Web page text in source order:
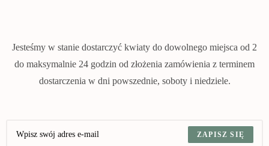
Jesteśmy w stanie dostarczyć kwiaty do dowolnego miejsca od 2
do maksymalnie 24 godzin od złożenia zamówienia z terminem
dostarczenia w dni powszednie, soboty i niedziele.
ZAPISZ SIĘ